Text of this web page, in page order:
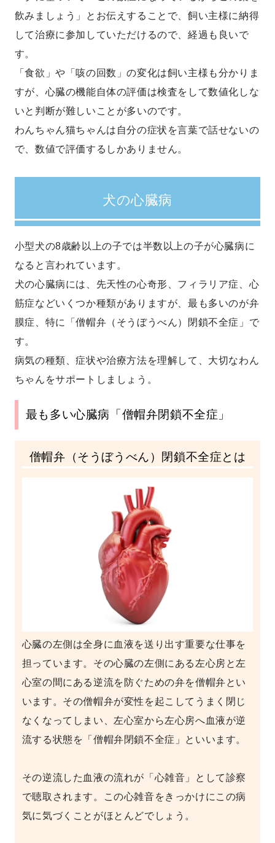
飲みましょう」とお伝えすることで、飼い主様に納得
して治療に参加していただけるので、経過も良いで
す。
「食欲」や「咳の回数」の変化は飼い主様も分かりま
すが、心臓の機能自体の評価は検査をして数値化しな
いと判断が難しいことが多いのです。
わんちゃん猫ちゃんは自分の症状を言葉で話せないの
で、数値で評価するしかありません。
犬の心臓病
小型犬の8歳齢以上の子では半数以上の子が心臓病に
なると言われています。
犬の心臓病には、先天性の心奇形、フィラリア症、心
筋症などいくつか種類がありますが、最も多いのが弁
膜症、特に「僧帽弁（そうぼうべん）閉鎖不全症」で
す。
病気の種類、症状や治療方法を理解して、大切なわん
ちゃんをサポートしましょう。
最も多い心臓病「僧帽弁閉鎖不全症」
僧帽弁（そうぼうべん）閉鎖不全症とは
心臓の左側は全身に血液を送り出す重要な仕事を
担っています。その心臓の左側にある左心房と左
心室の間にある逆流を防ぐための弁を僧帽弁とい
います。その僧帽弁が変性を起こしてうまく閉じ
なくなってしまい、左心室から左心房へ血液が逆
流する状態を「僧帽弁閉鎖不全症」といいます。
その逆流した血液の流れが「心雑音」として診察
で聴取されます。この心雑音をきっかけにこの病
気に気づくことがほとんどでしょう。